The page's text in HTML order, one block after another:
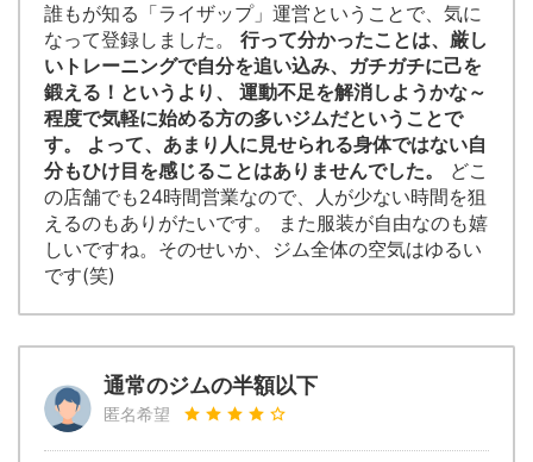
誰もが知る「ライザップ」運営ということで、気に
なって登録しました。 行って分かったことは、厳し
いトレーニングで自分を追い込み、ガチガチに己を
鍛える！というより、 運動不足を解消しようかな～
程度で気軽に始める方の多いジムだということで
す。 よって、あまり人に見せられる身体ではない自
分もひけ目を感じることはありませんでした。
どこ
の店舗でも24時間営業なので、人が少ない時間を狙
えるのもありがたいです。 また服装が自由なのも嬉
しいですね。そのせいか、ジム全体の空気はゆるい
です(笑)
通常のジムの半額以下
匿名希望